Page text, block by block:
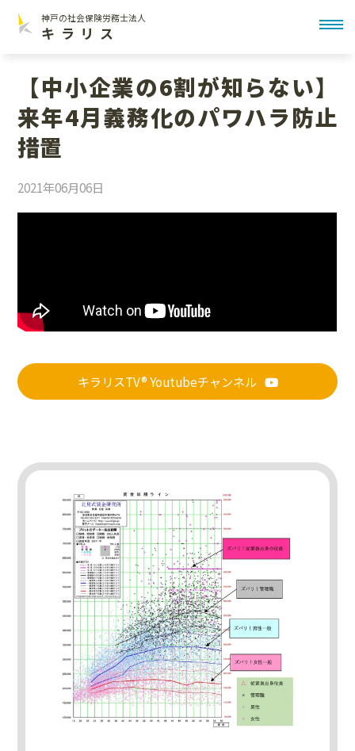
神戸の社会保険労務士法人
キラリス
【中小企業の6割が知らない】
来年4月義務化のパワハラ防止
措置
2021年06月06日
キラリスTV® Youtubeチャンネル